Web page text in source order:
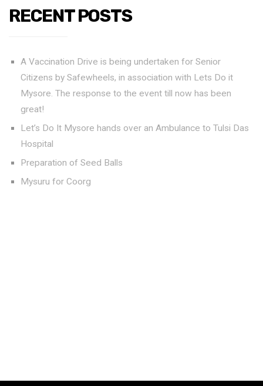
RECENT POSTS
A Vaccination Drive is being undertaken for Senior
Citizens by Safewheels, in association with Lets Do it
Mysore. The response to the event till now has been
great!
Let’s Do It Mysore hands over an Ambulance to Tulsi Das
Hospital
Preparation of Seed Balls
Mysuru for Coorg